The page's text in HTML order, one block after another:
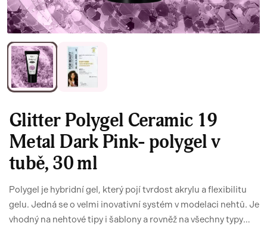
Glitter Polygel Ceramic 19
Metal Dark Pink- polygel v
tubě, 30 ml
Polygel je hybridní gel, který pojí tvrdost akrylu a flexibilitu
gelu. Jedná se o velmi inovativní systém v modelaci nehtů. Je
vhodný na nehtové tipy i šablony a rovněž na všechny typy